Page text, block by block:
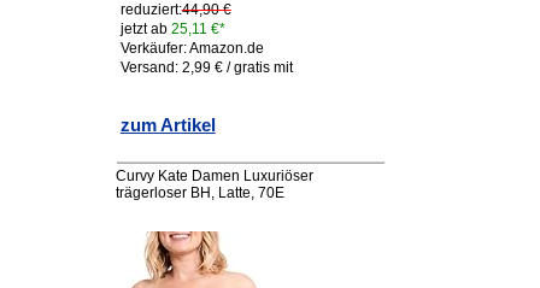
reduziert:44,90 €
jetzt ab 25,11 €*
Verkäufer: Amazon.de
Versand: 2,99 € / gratis mit
zum Artikel
Curvy Kate Damen Luxuriöser
trägerloser BH, Latte, 70E